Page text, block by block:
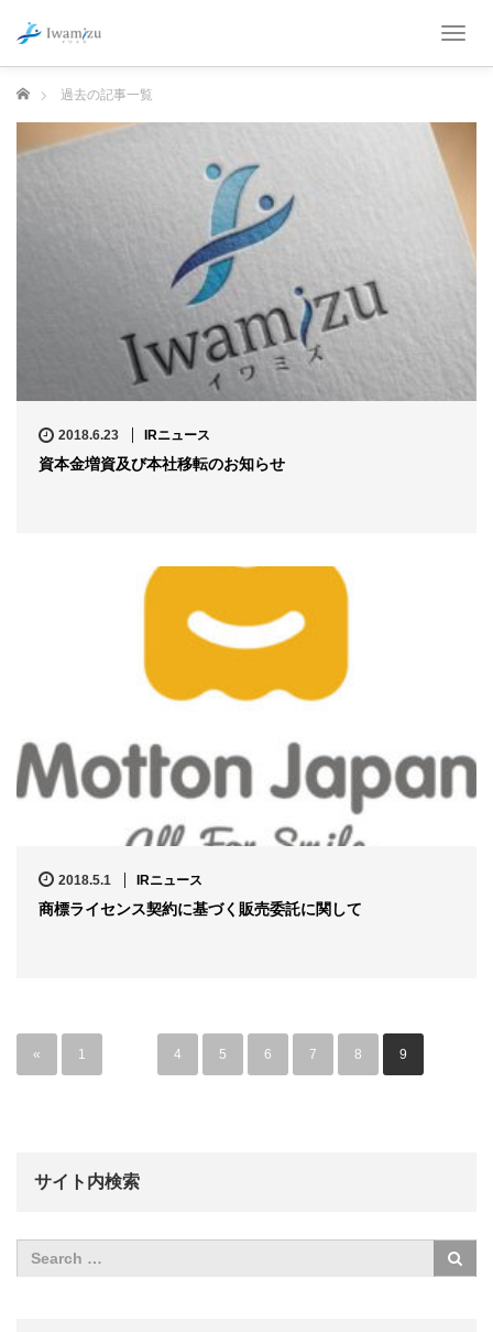
T
l
a
v
n
ホーム 過去の記事一覧
2018.6.23 IRニュース
資本金増資及び本社移転のお知らせ
2018.5.1 IRニュース
商標ライセンス契約に基づく販売委託に関して
« 1 4 5 6 7 8 9
サイト内検索